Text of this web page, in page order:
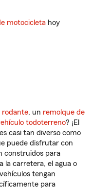
motocicleta hoy
rodante, un remolque de
todoterreno? ¡El
casi tan diverso como
puede disfrutar con
construidos para
la carretera, el agua o
tengan
para